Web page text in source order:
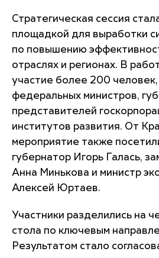
Стратегическая сессия
площадкой для выработки
по повышению
отраслях и регионах. В
участие более 200
федеральных министров,
представителей
институтов развития. От
мероприятие также
губернатор Игорь Галась,
Анна Минькова и министр
Алексей Юртаев.
Участники разделились на
стола по ключевым
Результатом стало